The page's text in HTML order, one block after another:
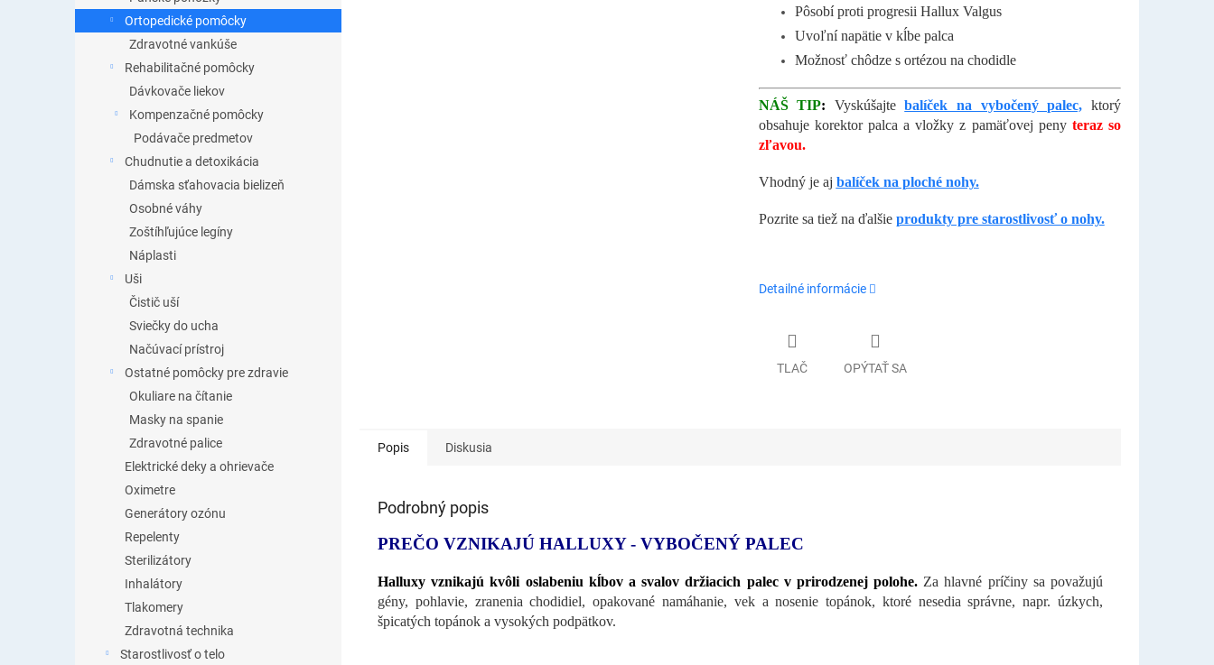
Ortopedické pomôcky
Zdravotné vankúše
Rehabilitačné pomôcky
Dávkovače liekov
Kompenzačné pomôcky
Podávače predmetov
Chudnutie a detoxikácia
Dámska sťahovacia bielizeň
Osobné váhy
Zoštíhľujúce legíny
Náplasti
Uši
Čistič uší
Sviečky do ucha
Načúvací prístroj
Ostatné pomôcky pre zdravie
Okuliare na čítanie
Masky na spanie
Zdravotné palice
Elektrické deky a ohrievače
Oximetre
Generátory ozónu
Repelenty
Sterilizátory
Inhalátory
Tlakomery
Zdravotná technika
Starostlivosť o telo
Pôsobí proti progresii Hallux Valgus
Uvoľní napätie v kĺbe palca
Možnosť chôdze s ortézou na chodidle
NÁŠ TIP: Vyskúšajte balíček na vybočený palec, ktorý
obsahuje korektor palca a vložky z pamäťovej penyteraz so
zľavou.
Vhodný je aj balíček na ploché nohy.
Pozrite sa tiež na ďalšie produkty pre starostlivosť o nohy.
Detailné informácie
TLAČ OPÝTAŤ SA
Popis Diskusia
Podrobný popis
PREČO VZNIKAJÚ HALLUXY - VYBOČENÝ PALEC
Halluxy vznikajú kvôli oslabeniu kĺbov a svalov držiacich palec v prirodzenej polohe. Za hlavné príčiny sa považujú
gény, pohlavie, zranenia chodidiel, opakované namáhanie, vek a nosenie topánok, ktoré nesedia správne, napr. úzkych,
špicatých topánok a vysokých podpätkov.